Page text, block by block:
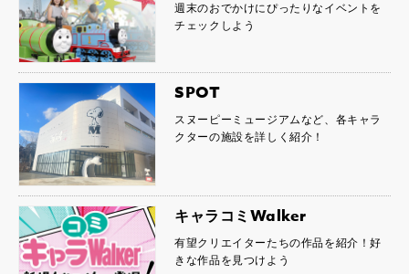
週末のおでかけにぴったりなイベントを
チェックしよう
SPOT
スヌーピーミュージアムなど、各キャラ
クターの施設を詳しく紹介！
キャラコミWalker
有望クリエイターたちの作品を紹介！好
きな作品を見つけよう